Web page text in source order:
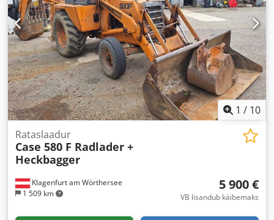
1 / 10
Klagenfurt am Wörthersee
1 509 km
Rataslaadur
Case 580 F Radlader +
Heckbagger
5 900 €
VB lisandub käibemaks